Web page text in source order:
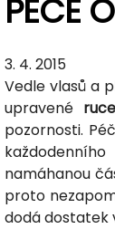
PÉČE
3. 4. 2015
Vedle vlasů a
upravené
pozornosti.
namáhanou
proto
dodá dostatek